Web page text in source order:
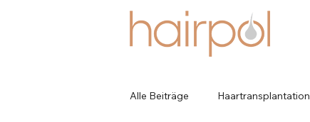
Alle Beiträge Haartransplantation